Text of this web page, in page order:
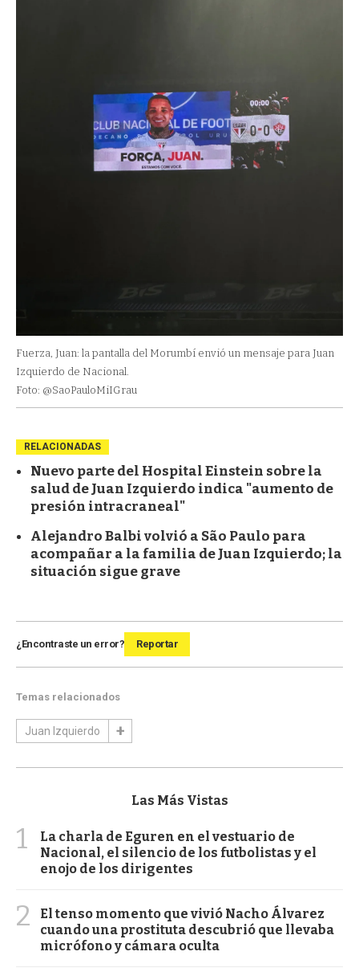
Fuerza, Juan: la pantalla del Morumbí envió un mensaje para Juan
Izquierdo de Nacional.
Foto: @SaoPauloMiIGrau
RELACIONADAS
Nuevo parte del Hospital Einstein sobre la
salud de Juan Izquierdo indica "aumento de
presión intracraneal"
Alejandro Balbi volvió a São Paulo para
acompañar a la familia de Juan Izquierdo; la
situación sigue grave
¿Encontraste un error? Reportar
Temas relacionados
Juan Izquierdo
Las Más Vistas
1
La charla de Eguren en el vestuario de
Nacional, el silencio de los futbolistas y el
enojo de los dirigentes
2
El tenso momento que vivió Nacho Álvarez
cuando una prostituta descubrió que llevaba
micrófono y cámara oculta